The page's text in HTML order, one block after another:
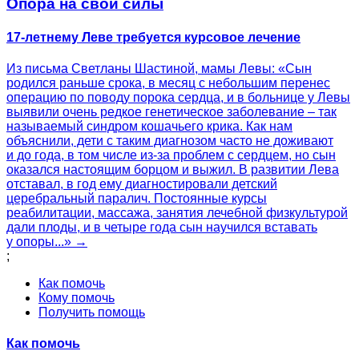
Опора на свои силы
17-летнему Леве требуется курсовое лечение
Из письма Светланы Шастиной, мамы Левы: «Сын
родился раньше срока, в месяц с небольшим перенес
операцию по поводу порока сердца, и в больнице у Левы
выявили очень редкое генетическое заболевание – так
называемый синдром кошачьего крика. Как нам
объяснили, дети с таким диагнозом часто не доживают
и до года, в том числе из-за проблем с сердцем, но сын
оказался настоящим борцом и выжил. В развитии Лева
отставал, в год ему диагностировали детский
церебральный паралич. Постоянные курсы
реабилитации, массажа, занятия лечебной физкультурой
дали плоды, и в четыре года сын научился вставать
у опоры...» →
;
Как помочь
Кому помочь
Получить помощь
Как помочь